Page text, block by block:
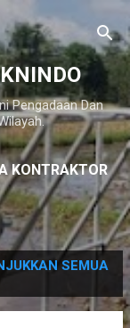
Pengadaan Dan
KONTRAKTOR
SEMUA